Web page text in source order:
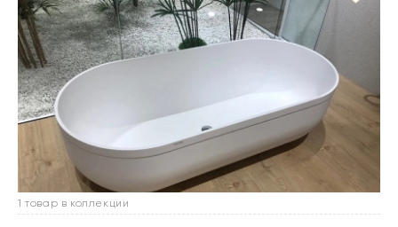
1 товар в коллекции